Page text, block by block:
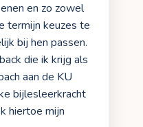
en zo zowel
termijn keuzes te
bij hen passen.
die ik krijg als
aan de KU
bijlesleerkracht
hiertoe mijn